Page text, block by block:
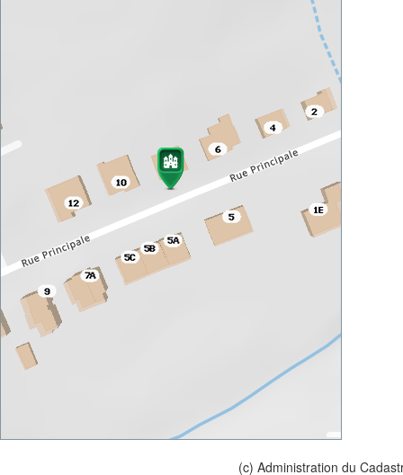
(c) Administration du